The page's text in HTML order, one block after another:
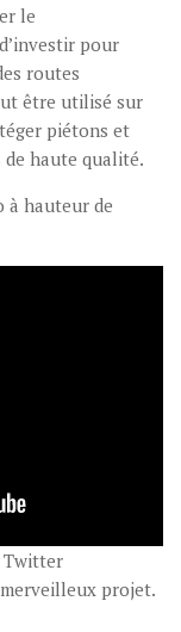
le
pour
routes
être utilisé sur
piétons et
de haute qualité.
à hauteur de
Twitter
projet.